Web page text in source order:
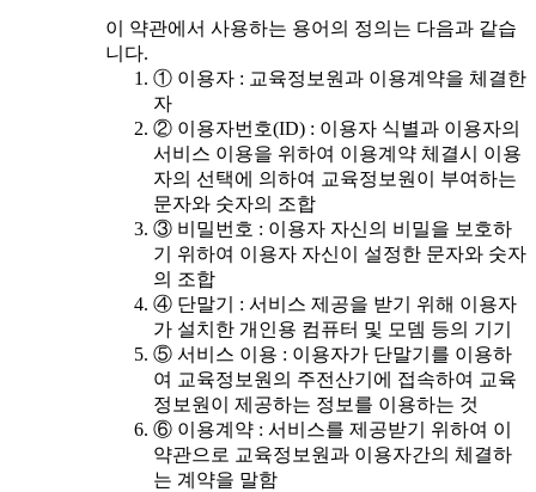
이 약관에서 사용하는 용어의 정의는 다음과 같습
니다.
① 이용자 : 교육정보원과 이용계약을 체결한
자
② 이용자번호(ID) : 이용자 식별과 이용자의
서비스 이용을 위하여 이용계약 체결시 이용
자의 선택에 의하여 교육정보원이 부여하는
문자와 숫자의 조합
③ 비밀번호 : 이용자 자신의 비밀을 보호하
기 위하여 이용자 자신이 설정한 문자와 숫자
의 조합
④ 단말기 : 서비스 제공을 받기 위해 이용자
가 설치한 개인용 컴퓨터 및 모뎀 등의 기기
⑤ 서비스 이용 : 이용자가 단말기를 이용하
여 교육정보원의 주전산기에 접속하여 교육
정보원이 제공하는 정보를 이용하는 것
⑥ 이용계약 : 서비스를 제공받기 위하여 이
약관으로 교육정보원과 이용자간의 체결하
는 계약을 말함